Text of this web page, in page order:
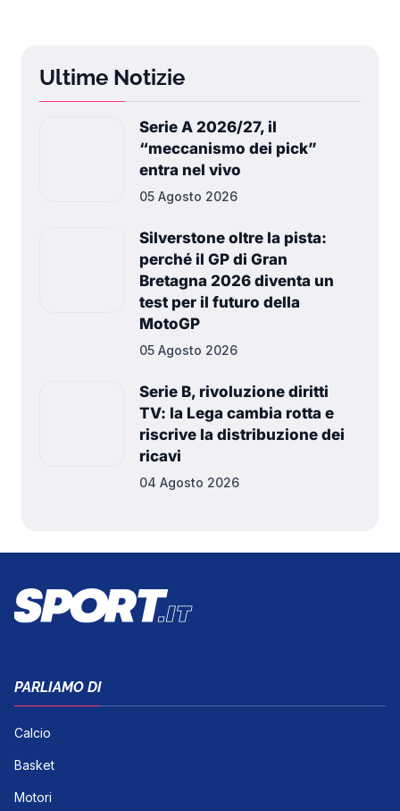
Ultime Notizie
Serie A 2026/27, il
“meccanismo dei pick”
entra nel vivo
05 Agosto 2026
Silverstone oltre la pista:
perché il GP di Gran
Bretagna 2026 diventa un
test per il futuro della
MotoGP
05 Agosto 2026
Serie B, rivoluzione diritti
TV: la Lega cambia rotta e
riscrive la distribuzione dei
ricavi
04 Agosto 2026
PARLIAMO DI
Calcio
Basket
Motori